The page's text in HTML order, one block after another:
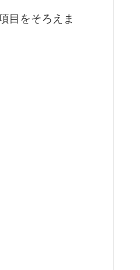
目をそろえま